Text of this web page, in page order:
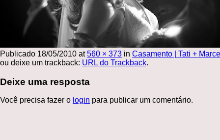
Publicado 18/05/2010 at560 × 373 in Casamento | Tati +
ou deixe um trackback: URL do Trackback.
Deixe uma resposta
Você precisa fazer o login para publicar um comentário.